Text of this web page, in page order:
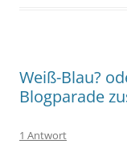
Weiß-Blau?
Blogparade
1 Antwort